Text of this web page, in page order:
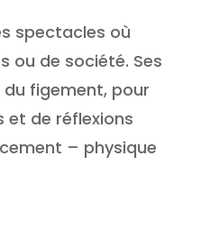
spectacles où
ou de société. Ses
figement, pour
et de réflexions
– physique